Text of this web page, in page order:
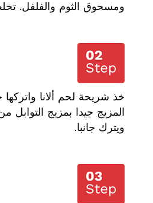
ومسحوق الثوم والفلفل.
خذ شريحة لحم ألانا
المزيج جيدا بمزيج التوابل
ويترك جانبا.